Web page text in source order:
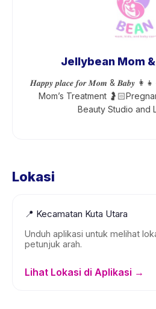
Jellybean Mom
𝑯𝒂𝒑𝒑𝒚 𝒑𝒍𝒂𝒄𝒆 𝒇𝒐𝒓 𝑴𝒐𝒎 & 𝑩𝒂𝒃𝒚
Mom’s Treatment
Beauty Studio and
Lokasi
📍 Kecamatan Kuta Utara
Unduh aplikasi untuk melihat
petunjuk arah.
Lihat Lokasi di Aplikasi →